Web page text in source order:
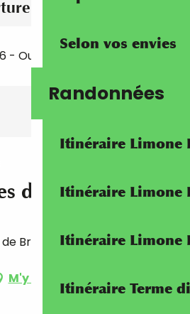
Selon vos envies
Randonnées
Itinéraire Limone
Itinéraire Limone
Itinéraire Limone
Itinéraire Terme
- Ouvert tous les jours
de la Pinéa
de Brouis, 06540 Breil-sur-
M'y rendre